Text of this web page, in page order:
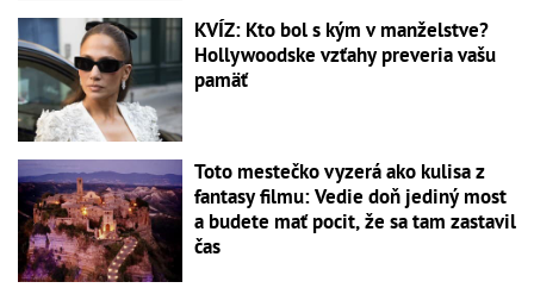
KVÍZ: Kto bol s kým v manželstve?
Hollywoodske vzťahy preveria vašu
pamäť
Toto mestečko vyzerá ako kulisa z
fantasy filmu: Vedie doň jediný most
a budete mať pocit, že sa tam zastavil
čas